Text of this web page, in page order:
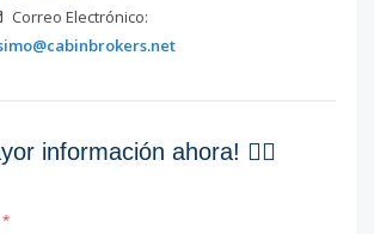
Correo Electrónico:
información ahora! 👇🏽
*